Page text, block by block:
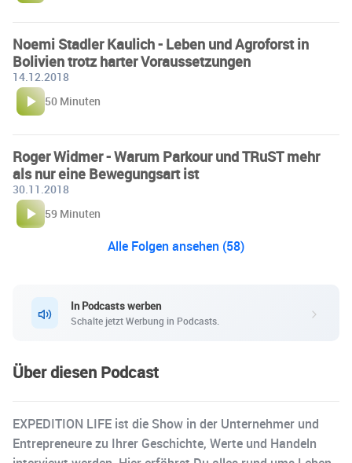
Noemi Stadler Kaulich - Leben und Agroforst in
Bolivien trotz harter Voraussetzungen
14.12.2018
50 Minuten
Roger Widmer - Warum Parkour und TRuST mehr
als nur eine Bewegungsart ist
30.11.2018
59 Minuten
Alle Folgen ansehen (58)
In Podcasts werben
Schalte jetzt Werbung in Podcasts.
Über diesen Podcast
EXPEDITION LIFE ist die Show in der Unternehmer und
Entrepreneure zu Ihrer Geschichte, Werte und Handeln